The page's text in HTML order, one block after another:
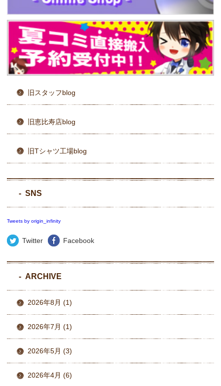
旧スタッフblog
旧恵比寿店blog
旧Tシャツ工場blog
SNS
Tweets by origin_infinity
Twitter Facebook
ARCHIVE
2026年8月 (1)
2026年7月 (1)
2026年5月 (3)
2026年4月 (6)